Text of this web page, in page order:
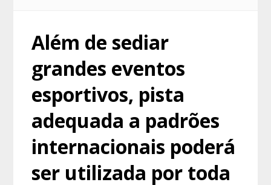
Além de sediar
grandes eventos
esportivos, pista
adequada a padrões
internacionais poderá
ser utilizada por toda